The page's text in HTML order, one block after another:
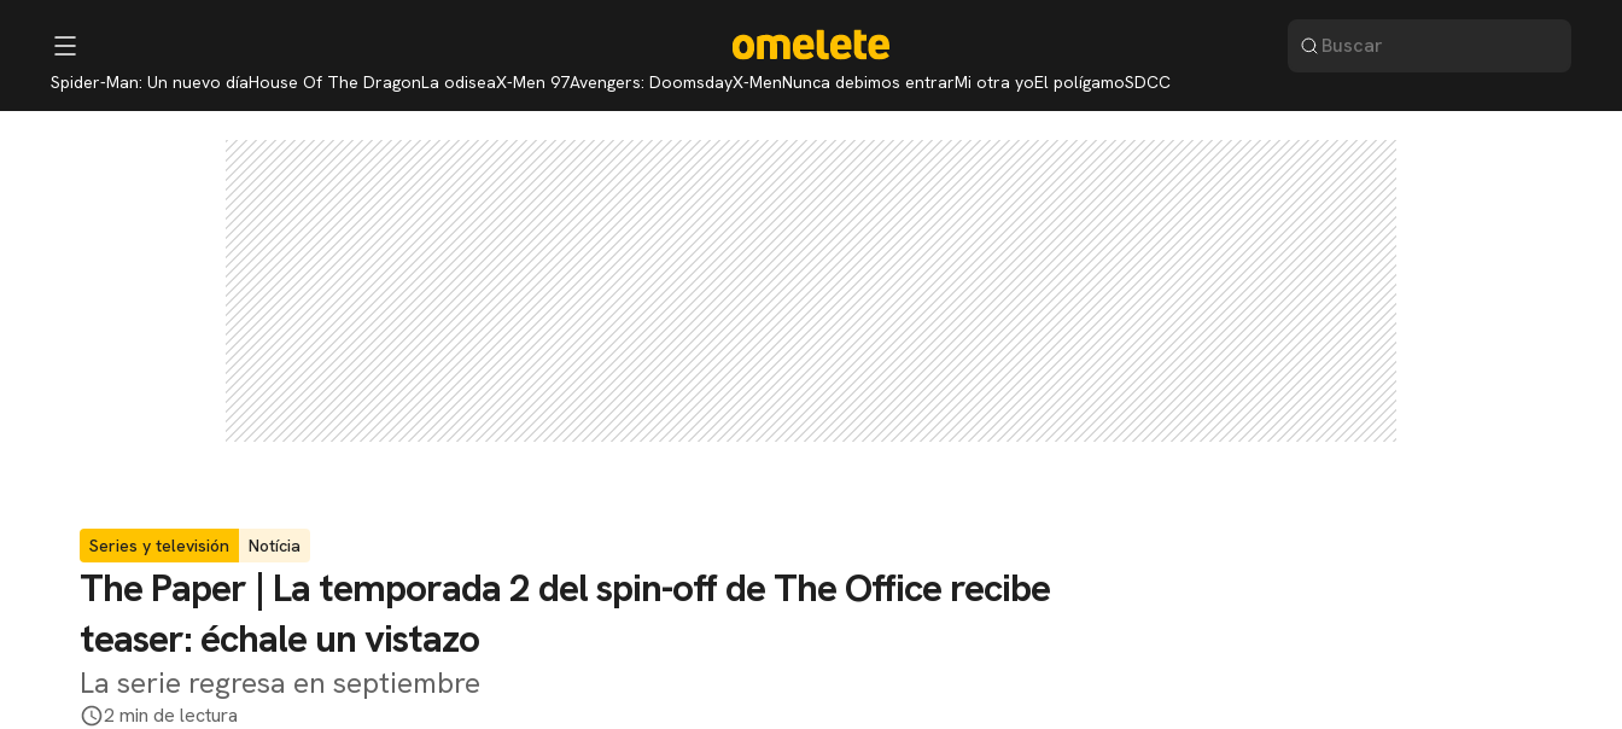
Spider-Man: Un nuevo díaHouse Of The DragonLa odiseaX-Men 97Avengers: DoomsdayX-MenNunca debimos entrarMi otra yoEl polígamoSDCC
Series y televisión Notícia
The Paper | La temporada 2 del spin-off de The Office recibe
teaser: échale un vistazo
La serie regresa en septiembre
2 min de lectura